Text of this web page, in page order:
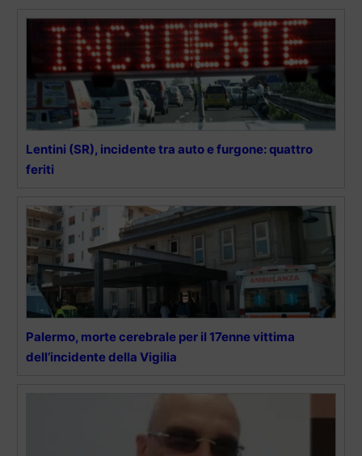
Lentini (SR), incidente tra auto e furgone: quattro
feriti
Palermo, morte cerebrale per il 17enne vittima
dell’incidente della Vigilia